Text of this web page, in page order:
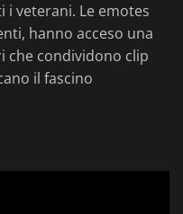
veterani. Le emotes
hanno acceso una
che condividono clip
il fascino